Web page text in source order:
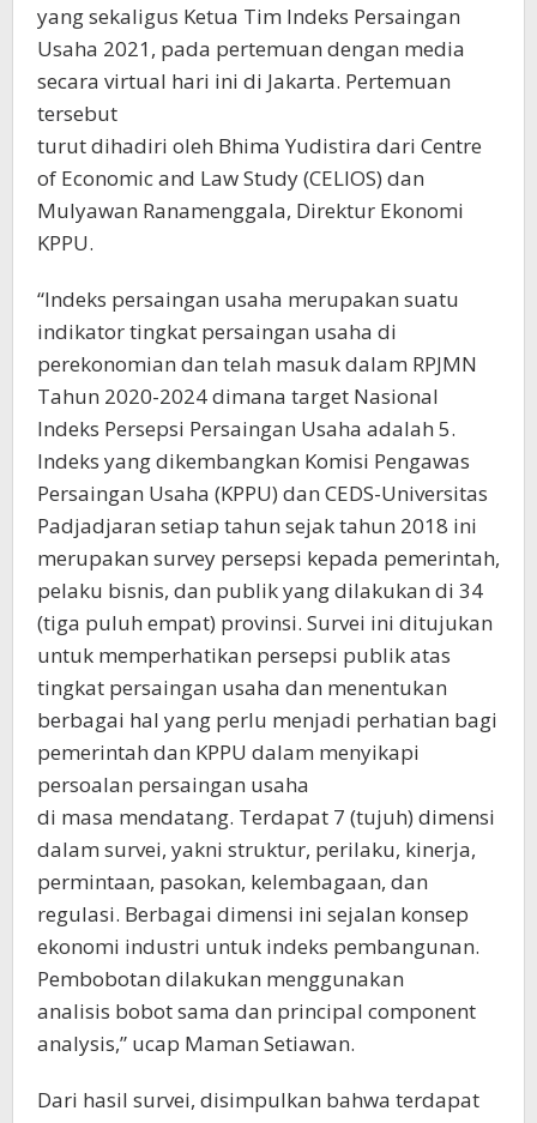
yang sekaligus Ketua Tim Indeks Persaingan
Usaha 2021, pada pertemuan dengan media
secara virtual hari ini di Jakarta. Pertemuan
tersebut
turut dihadiri oleh Bhima Yudistira dari Centre
of Economic and Law Study (CELIOS) dan
Mulyawan Ranamenggala, Direktur Ekonomi
KPPU.
“Indeks persaingan usaha merupakan suatu
indikator tingkat persaingan usaha di
perekonomian dan telah masuk dalam RPJMN
Tahun 2020-2024 dimana target Nasional
Indeks Persepsi Persaingan Usaha adalah 5.
Indeks yang dikembangkan Komisi Pengawas
Persaingan Usaha (KPPU) dan CEDS-Universitas
Padjadjaran setiap tahun sejak tahun 2018 ini
merupakan survey persepsi kepada pemerintah,
pelaku bisnis, dan publik yang dilakukan di 34
(tiga puluh empat) provinsi. Survei ini ditujukan
untuk memperhatikan persepsi publik atas
tingkat persaingan usaha dan menentukan
berbagai hal yang perlu menjadi perhatian bagi
pemerintah dan KPPU dalam menyikapi
persoalan persaingan usaha
di masa mendatang. Terdapat 7 (tujuh) dimensi
dalam survei, yakni struktur, perilaku, kinerja,
permintaan, pasokan, kelembagaan, dan
regulasi. Berbagai dimensi ini sejalan konsep
ekonomi industri untuk indeks pembangunan.
Pembobotan dilakukan menggunakan
analisis bobot sama dan principal component
analysis,” ucap Maman Setiawan.
Dari hasil survei, disimpulkan bahwa terdapat